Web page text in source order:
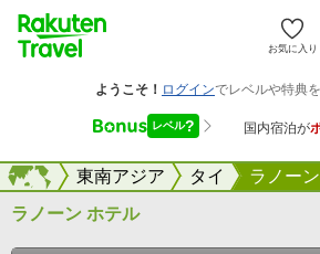
お気に入り
海外東南アジア タイ ラノーン
海外
ラノーン ホテル